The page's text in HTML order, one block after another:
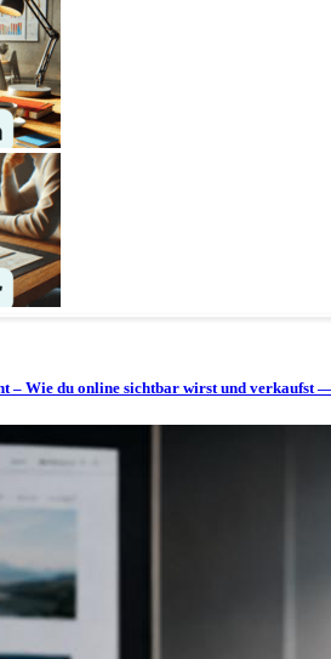
– Wie du online sichtbar wirst und verkaufst